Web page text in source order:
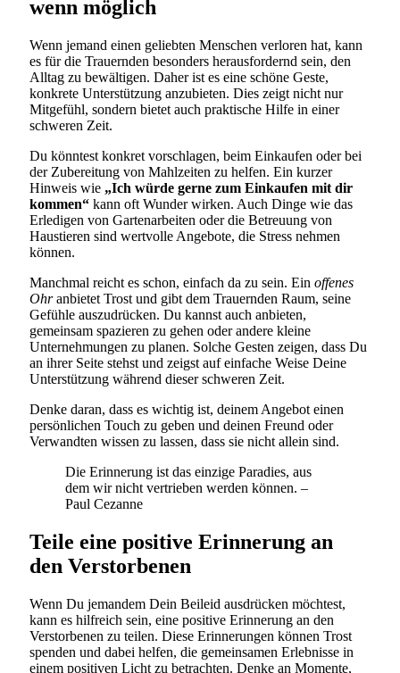
wenn möglich
Wenn jemand einen geliebten Menschen verloren hat, kann
es für die Trauernden besonders herausfordernd sein, den
Alltag zu bewältigen. Daher ist es eine schöne Geste,
konkrete Unterstützung anzubieten. Dies zeigt nicht nur
Mitgefühl, sondern bietet auch praktische Hilfe in einer
schweren Zeit.
Du könntest konkret vorschlagen, beim Einkaufen oder bei
der Zubereitung von Mahlzeiten zu helfen. Ein kurzer
Hinweis wie „Ich würde gerne zum Einkaufen mit dir
kommen“ kann oft Wunder wirken. Auch Dinge wie das
Erledigen von Gartenarbeiten oder die Betreuung von
Haustieren sind wertvolle Angebote, die Stress nehmen
können.
Manchmal reicht es schon, einfach da zu sein. Ein offenes
Ohranbietet Trost und gibt dem Trauernden Raum, seine
Gefühle auszudrücken. Du kannst auch anbieten,
gemeinsam spazieren zu gehen oder andere kleine
Unternehmungen zu planen. Solche Gesten zeigen, dass Du
an ihrer Seite stehst und zeigst auf einfache Weise Deine
Unterstützung während dieser schweren Zeit.
Denke daran, dass es wichtig ist, deinem Angebot einen
persönlichen Touch zu geben und deinen Freund oder
Verwandten wissen zu lassen, dass sie nicht allein sind.
Die Erinnerung ist das einzige Paradies, aus
dem wir nicht vertrieben werden können. –
Paul Cezanne
Teile eine positive Erinnerung an
den Verstorbenen
Wenn Du jemandem Dein Beileid ausdrücken möchtest,
kann es hilfreich sein, eine positive Erinnerung an den
Verstorbenen zu teilen. Diese Erinnerungen können Trost
spenden und dabei helfen, die gemeinsamen Erlebnisse in
einem positiven Licht zu betrachten. Denke an Momente,